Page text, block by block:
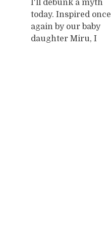
I'll debunk a myth
today. Inspired once
again by our baby
daughter Miru, I